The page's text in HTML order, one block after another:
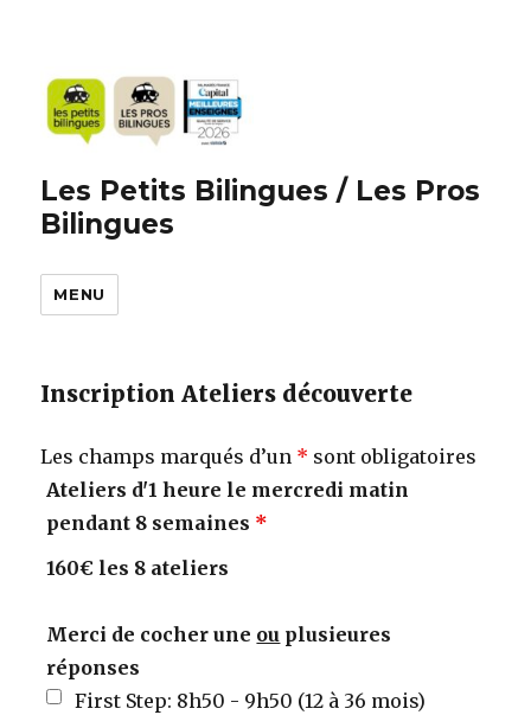
Les Petits Bilingues / Les Pros
Bilingues
MENU
Inscription Ateliers découverte
Les champs marqués d’un * sont obligatoires
Ateliers d'1 heure le mercredi matin
pendant 8 semaines *
First Step: 8h50 - 9h50 (12 à 36 mois)
160€ les 8 ateliers
Merci de cocher une ou plusieures
réponses